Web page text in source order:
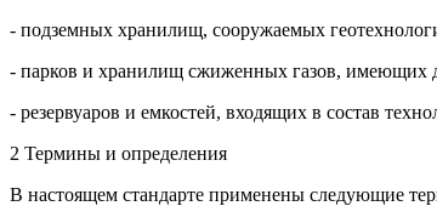
- подземных хранилищ, сооружаемых
- парков и хранилищ сжиженных газов, имеющих
- резервуаров и емкостей, входящих в состав
2 Термины и определения
В настоящем стандарте применены следующие